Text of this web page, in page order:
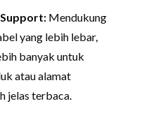
Mendukung
yang lebih lebar,
banyak untuk
atau alamat
jelas terbaca.